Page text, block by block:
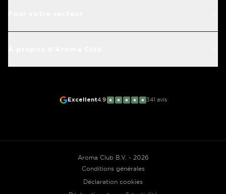
Excellent4.9 ★ ★ ★ ★ ★ 341 avis
Aroma Club B.V. - 2026
Conditions générales
Déclaration cookies